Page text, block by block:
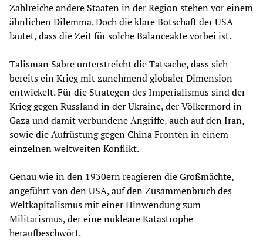
Zahlreiche andere Staaten in der Region stehen vor einem
ähnlichen Dilemma. Doch die klare Botschaft der USA
lautet, dass die Zeit für solche Balanceakte vorbei ist.
Talisman Sabre unterstreicht die Tatsache, dass sich
bereits ein Krieg mit zunehmend globaler Dimension
entwickelt. Für die Strategen des Imperialismus sind der
Krieg gegen Russland in der Ukraine, der Völkermord in
Gaza und damit verbundene Angriffe, auch auf den Iran,
sowie die Aufrüstung gegen China Fronten in einem
einzelnen weltweiten Konflikt.
Genau wie in den 1930ern reagieren die Großmächte,
angeführt von den USA, auf den Zusammenbruch des
Weltkapitalismus mit einer Hinwendung zum
Militarismus, der eine nukleare Katastrophe
heraufbeschwört.